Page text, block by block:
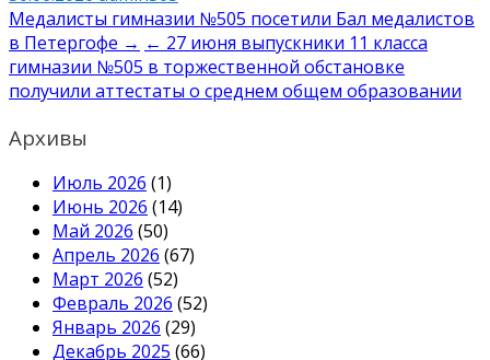
Навигация
по
записям
Медалисты гимназии №505 посетили Бал медалистов
в Петергофе → ← 27 июня выпускники 11 класса
гимназии №505 в торжественной обстановке
получили аттестаты о среднем общем образовании
Архивы
Июль 2026 (1)
Июнь 2026 (14)
Май 2026 (50)
Апрель 2026 (67)
Март 2026 (52)
Февраль 2026 (52)
Январь 2026 (29)
Декабрь 2025 (66)